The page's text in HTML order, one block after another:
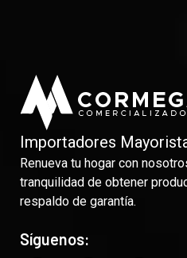
Importadores
Renueva tu hogar con
tranquilidad de obtener
respaldo de garantía.
Síguenos: